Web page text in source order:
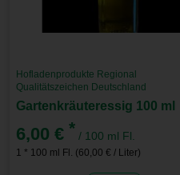
Hofladenprodukte Regional
Qualitätszeichen Deutschland
Gartenkräuteressig 100 ml
6,00 €* / 100 ml Fl.
1 * 100 ml Fl. (60,00 € / Liter)